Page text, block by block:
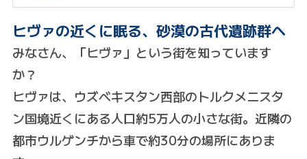
ヒヴァの近くに眠る、砂漠の古代遺跡群へ
みなさん、「ヒヴァ」という街を知っています
か？
ヒヴァは、ウズベキスタン西部のトルクメニスタ
ン国境近くにある人口約5万人の小さな街。近隣の
都市ウルゲンチから車で約30分の場所にありま